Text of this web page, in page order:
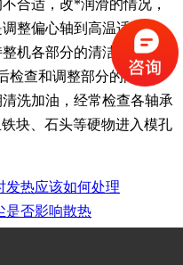
合适，改*润滑的情况，
整偏心轴到高温适应为
机各部分的清洁，及时清
检查和调整部分的间隙，
洗加油，经常检查各轴承
块、石头等硬物进入模孔
发热应该如何处理
是否影响散热